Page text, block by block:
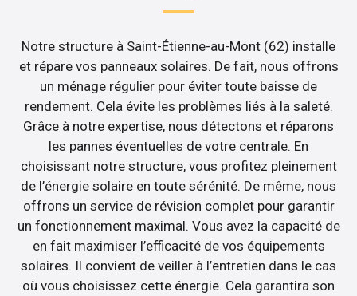
Notre structure à Saint-Étienne-au-Mont (62) installe
et répare vos panneaux solaires. De fait, nous offrons
un ménage régulier pour éviter toute baisse de
rendement. Cela évite les problèmes liés à la saleté.
Grâce à notre expertise, nous détectons et réparons
les pannes éventuelles de votre centrale. En
choisissant notre structure, vous profitez pleinement
de l’énergie solaire en toute sérénité. De même, nous
offrons un service de révision complet pour garantir
un fonctionnement maximal. Vous avez la capacité de
en fait maximiser l’efficacité de vos équipements
solaires. Il convient de veiller à l’entretien dans le cas
où vous choisissez cette énergie. Cela garantira son